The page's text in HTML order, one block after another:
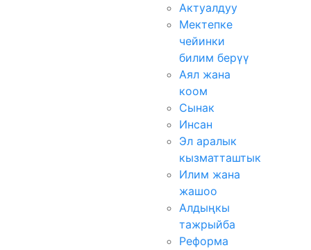
Актуалдуу
Мектепке
чейинки
билим берүү
Аял жана
коом
Сынак
Инсан
Эл аралык
кызматташтык
Илим жана
жашоо
Алдыңкы
тажрыйба
Реформа